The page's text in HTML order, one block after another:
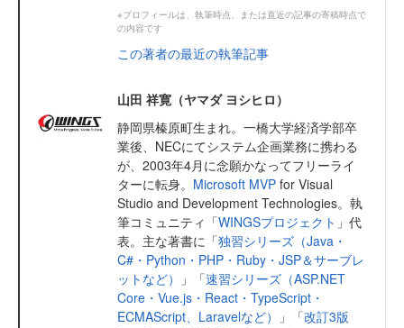
※プロフィールは、執筆時点、または直近の記事の寄稿時点で
の内容です
この著者の最近の執筆記事
山田 祥寛（ヤマダ ヨシヒロ）
静岡県榛原町生まれ。一橋大学経済学部卒
業後、NECにてシステム企画業務に携わる
が、2003年4月に念願かなってフリーライ
ターに転身。 Microsoft MVP for Visual
Studio and Development Technologies。執
筆コミュニティ「WINGSプロジェクト 」代
表。主な著書に「独習シリーズ（Java・
C#・Python・PHP・Ruby・JSP＆サーブレ
ットなど）
」「速習シリーズ（ASP.NET
Core・Vue.js・React・TypeScript・
ECMAScript、Laravelなど）
」「改訂3版